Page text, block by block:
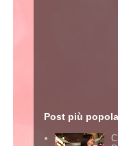
Post più